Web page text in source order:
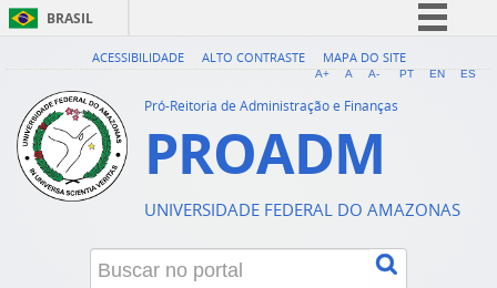
BRASIL
Simplifique!
Acesso à informação
ACESSIBILIDADE ALTO CONTRASTE MAPA DO SITE
A+ A A- PT EN ES
Pró-Reitoria de Administração e Finanças
PROADM
UNIVERSIDADE FEDERAL DO AMAZONAS